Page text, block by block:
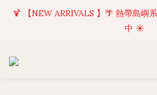
✦ 美好值得等待 | 現貨商品將於訂單
假日)完成出貨
🍹 【NEW ARRIVALS 】🌴 熱帶島嶼
中 ☀️
✦ 美好值得等待 | 現貨商品將於訂單